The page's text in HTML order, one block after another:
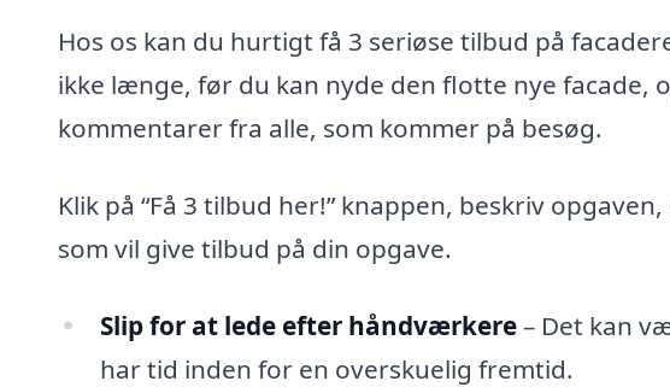
Hos os kan du hurtigt få 3 seriøse tilbud på
ikke længe, før du kan nyde den flotte nye facade,
kommentarer fra alle, som kommer på besøg.
Klik på “Få 3 tilbud her!” knappen, beskriv
som vil give tilbud på din opgave.
Slip for at lede efter håndværkere– Det kan
har tid inden for en overskuelig fremtid.